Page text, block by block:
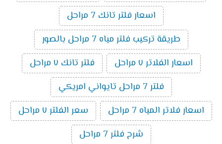
اسعار فلتر تانك 7 مراحل
طريقة تركيب فلتر مياه 7 مراحل بالصور
اسعار الفلاتر ٧ مراحل
فلتر تانك ٧ مراحل
فلتر 7 مراحل تايواني امريكي
اسعار فلاتر المياه 7 مراحل
سعر الفلتر ٧ مراحل
شرح فلتر 7 مراحل